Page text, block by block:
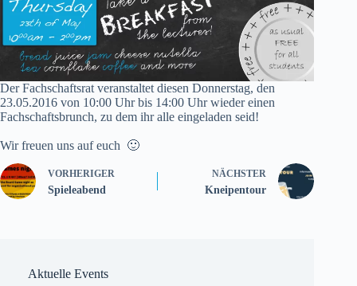
Der Fachschaftsrat veranstaltet diesen Donnerstag, den
23.05.2016 von 10:00 Uhr bis 14:00 Uhr wieder einen
Fachschaftsbrunch, zu dem ihr alle eingeladen seid!
Wir freuen uns auf euch 🙂
VORHERIGER
Spieleabend
NÄCHSTER
Kneipentour
Aktuelle Events